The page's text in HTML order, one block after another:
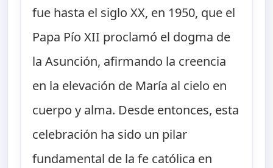
fue hasta el siglo XX, en 1950, que el
Papa Pío XII proclamó el dogma de
la Asunción, afirmando la creencia
en la elevación de María al cielo en
cuerpo y alma. Desde entonces, esta
celebración ha sido un pilar
fundamental de la fe católica en